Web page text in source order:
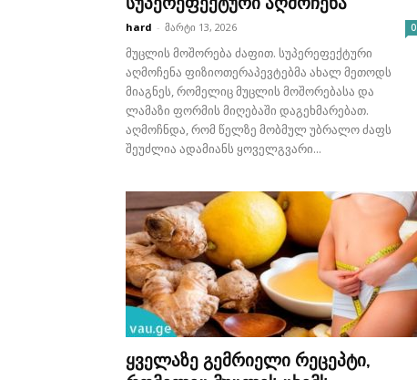
hard - მარტი 13, 2026 0
მუცლის მოშორება ძაფით. სუპერეფექტური
აღმოჩენა ფიზიოთერაპევტებმა ახალ მეთოდს
მიაგნეს, რომელიც მუცლის მოშორებასა და
ლამაზი ფორმის მიღებაში დაგეხმარებათ.
აღმოჩნდა, რომ წელზე მობმულ უბრალო ძაფს
შეუძლია ადამიანს ყოველგვარი...
ყველაზე გემრიელი რეცეპტი,